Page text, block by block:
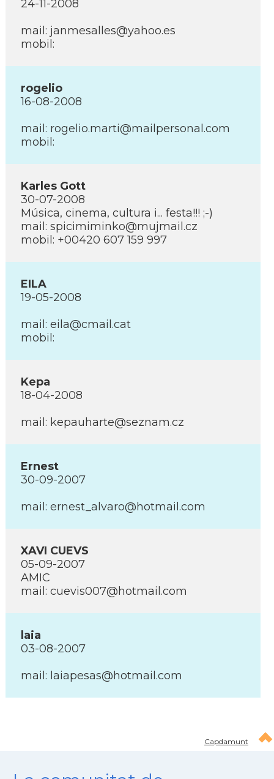
24-11-2008
mail: janmesalles@yahoo.es
mobil:
rogelio
16-08-2008
mail: rogelio.marti@mailpersonal.com
mobil:
Karles Gott
30-07-2008
Música, cinema, cultura i... festa!!! ;-)
mail: spicimiminko@mujmail.cz
mobil: +00420 607 159 997
EILA
19-05-2008
mail: eila@cmail.cat
mobil:
Kepa
18-04-2008
mail: kepauharte@seznam.cz
Ernest
30-09-2007
mail: ernest_alvaro@hotmail.com
XAVI CUEVS
05-09-2007
AMIC
mail: cuevis007@hotmail.com
laia
03-08-2007
mail: laiapesas@hotmail.com
Capdamunt